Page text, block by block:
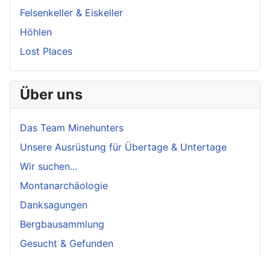
Felsenkeller & Eiskeller
Höhlen
Lost Places
Über uns
Das Team Minehunters
Unsere Ausrüstung für Übertage & Untertage
Wir suchen...
Montanarchäologie
Danksagungen
Bergbausammlung
Gesucht & Gefunden